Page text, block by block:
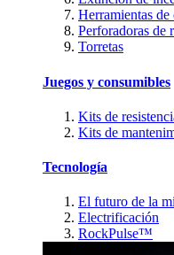
Herramientas
Perforadoras de
Torretas
Juegos y consumibles
Kits de
Kits de
Tecnología
El futuro de la
Electrificación
RockPulse™